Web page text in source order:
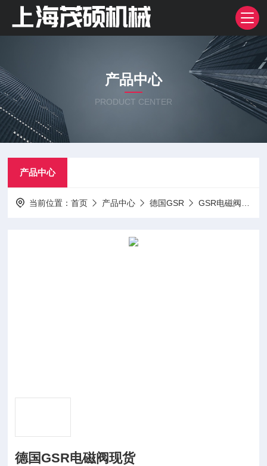
产品中心
PRODUCT CENTER
产品中心
当前位置：首页 产品中心 德国GSR GSR电磁阀
德国GSR电磁阀现货